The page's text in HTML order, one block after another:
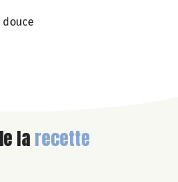
larecette